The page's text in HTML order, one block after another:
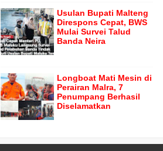
Usulan Bupati Malteng
Direspons Cepat, BWS
Mulai Survei Talud
Banda Neira
Longboat Mati Mesin di
Perairan Malra, 7
Penumpang Berhasil
Diselamatkan